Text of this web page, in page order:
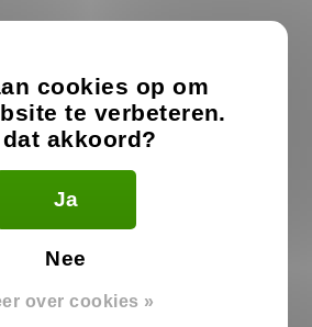
cookies op om
te verbeteren.
akkoord?
Ja
Nee
over cookies »